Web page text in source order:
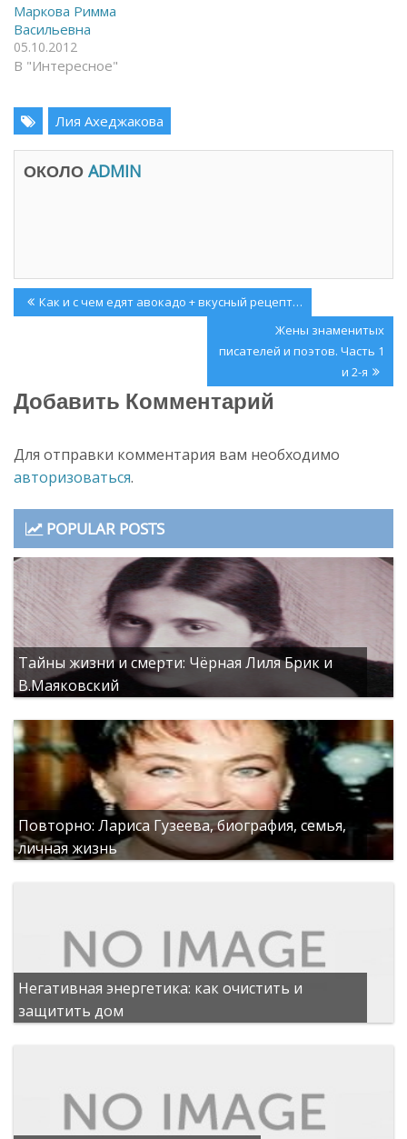
т
к
р
ы
в
а
с
в
о
в
о
(
р
ы
е
т
с
в
н
о
Маркова Римма
Васильевна
05.10.2012
В "Интересное"
Лия Ахеджакова
ОКОЛО ADMIN
Навигация
по
Previous
Post:
Как и с чем едят авокадо + вкусный рецепт…
Next
Post:
Жены знаменитых
писателей и поэтов. Часть 1
и 2-я
Добавить Комментарий
Для отправки комментария вам необходимо
авторизоваться.
POPULAR POSTS
Тайны жизни и смерти: Чёрная Лиля Брик и
В.Маяковский
Повторно: Лариса Гузеева, биография, семья,
личная жизнь
Негативная энергетика: как очистить и
защитить дом